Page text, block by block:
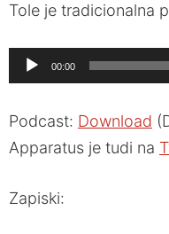
Tole je tradicionalna
Audio
Player
00:00
Podcast: Download
Apparatus je tudi na
Zapiski: